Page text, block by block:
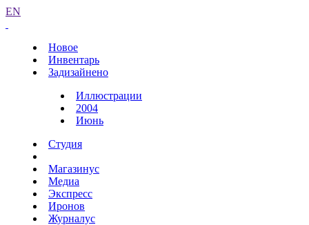
EN
Новое
Инвентарь
Задизайнено
Иллюстрации
2004
Июнь
Студия
Магазинус
Медиа
Экспресс
Иронов
Журналус